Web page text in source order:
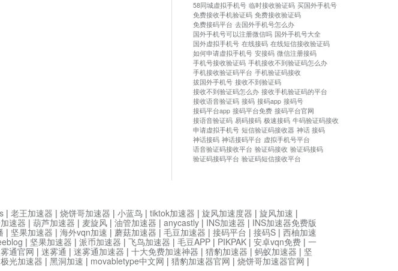
58同城虚拟手机号 临时接收验证码 买国外手机号
免费接收手机验证码 免费接收验证码
免费接码平台 去国外手机号怎么办
国外手机号可以注册微信吗 国外手机号大全
国外虚拟手机号 在线接码 在线短信接收验证码
如何申请虚拟手机号 安接码 微信注册接码
手机号接收验证码 手机接收不到验证码怎么办
手机接收验证码平台 手机验证码接收
拔国外手机号 接收不到验证码
接收不到验证码怎么办 接收手机验证码的平台
接收语音验证码 接码 接码app 接码号
接码平台app 接码平台免费 接码平台官网
接语音验证码 易码接码 极速接码 牛码验证码接收
申请虚拟手机号 短信验证码接收器 神话 接码
神话接码 神话接码平台 虚拟手机号平台
语音验证码接收平台 验证码接收 验证码接码
验证码接码平台 验证码短信接收平台
| 老王加速器 | 烧饼哥加速器 | 小蓝鸟 | tiktok加速器 | 旋风加速度器 | 旋风加速 |
速器 | 葫芦加速器 | 麦旋风 | 油管加速器 | anycastly | INS加速器 | INS加速器免费版
| 坚果加速器 | 海外vqn加速 | 蘑菇加速器 | 毛豆加速器 | 接码平台 | 接码S | 西柚加速
| 坚果加速器 | 派币加速器 | 飞鸟加速器 | 毛豆APP | PIKPAK | 安卓vqn免费 | 一
通官网 | 迷雾通 | 迷雾通加速器 | 十大免费加速神器 | 猎豹加速器 | 蚂蚁加速器 | 坚
极光加速器 | 黑洞加速 | movabletype中文网 | 猎豹加速器官网 | 烧饼哥加速器官网 |